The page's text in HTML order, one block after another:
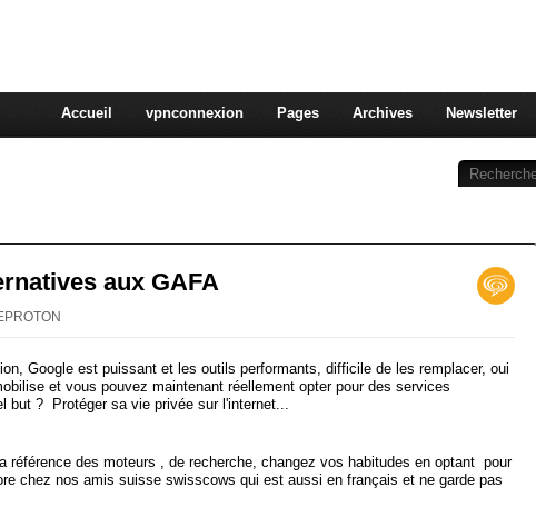
Accueil vpnconnexion Pages Archives Newsletter
aux GAFA
Google est puissant et les outils performants, difficile de les remplacer, oui
et vous pouvez maintenant réellement opter pour des services
but ? Protéger sa vie privée sur l'internet...
référence des moteurs , de recherche, changez vos habitudes en optant pour
chez nos amis suisse swisscows qui est aussi en français et ne garde pas